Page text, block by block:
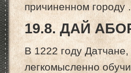
причиненном городу
19.8. ДАЙ
В 1222 году
легкомысленно